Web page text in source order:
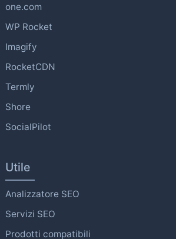
one.com
WP Rocket
Imagify
RocketCDN
Termly
Shore
SocialPilot
Utile
Analizzatore SEO
Servizi SEO
Prodotti compatibili